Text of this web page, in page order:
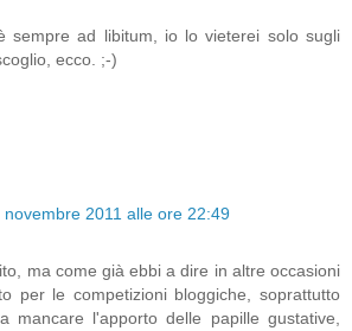
sempre ad libitum, io lo vieterei solo sugli
ecco. ;-)
novembre 2011 alle ore 22:49
ma come già ebbi a dire in altre occasioni
per le competizioni bloggiche, soprattutto
mancare l'apporto delle papille gustative,